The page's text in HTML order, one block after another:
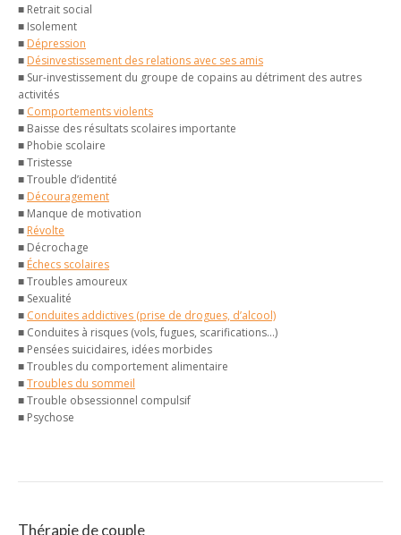
■ Retrait social
■ Isolement
■ Dépression
■ Désinvestissement des relations avec ses amis
■ Sur-investissement du groupe de copains au détriment des autres
activités
■ Comportements violents
■ Baisse des résultats scolaires importante
■ Phobie scolaire
■ Tristesse
■ Trouble d’identité
■ Découragement
■ Manque de motivation
■ Révolte
■ Décrochage
■ Échecs scolaires
■ Troubles amoureux
■ Sexualité
■ Conduites addictives (prise de drogues, d’alcool)
■ Conduites à risques (vols, fugues, scarifications…)
■ Pensées suicidaires, idées morbides
■ Troubles du comportement alimentaire
■Troubles du sommeil
■ Trouble obsessionnel compulsif
■ Psychose
Thérapie de couple